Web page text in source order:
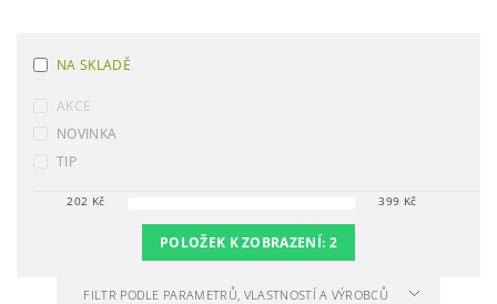
NA SKLADĚ
AKCE
NOVINKA
TIP
202 Kč 399 Kč
POLOŽEK K ZOBRAZENÍ: 2
FILTR PODLE PARAMETRŮ, VLASTNOSTÍ A VÝROBCŮ